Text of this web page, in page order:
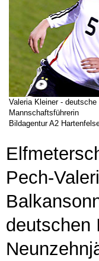
Valeria Kleiner - deutsche
Mannschaftsführerin
Bildagentur A2
Pech-
deutschen